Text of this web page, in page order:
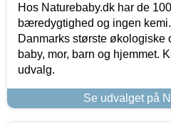
Hos Naturebaby.dk har de
bæredygtighed og ingen
Danmarks største økologiske
baby, mor, barn og hjemmet.
udvalg.
Se udvalget på